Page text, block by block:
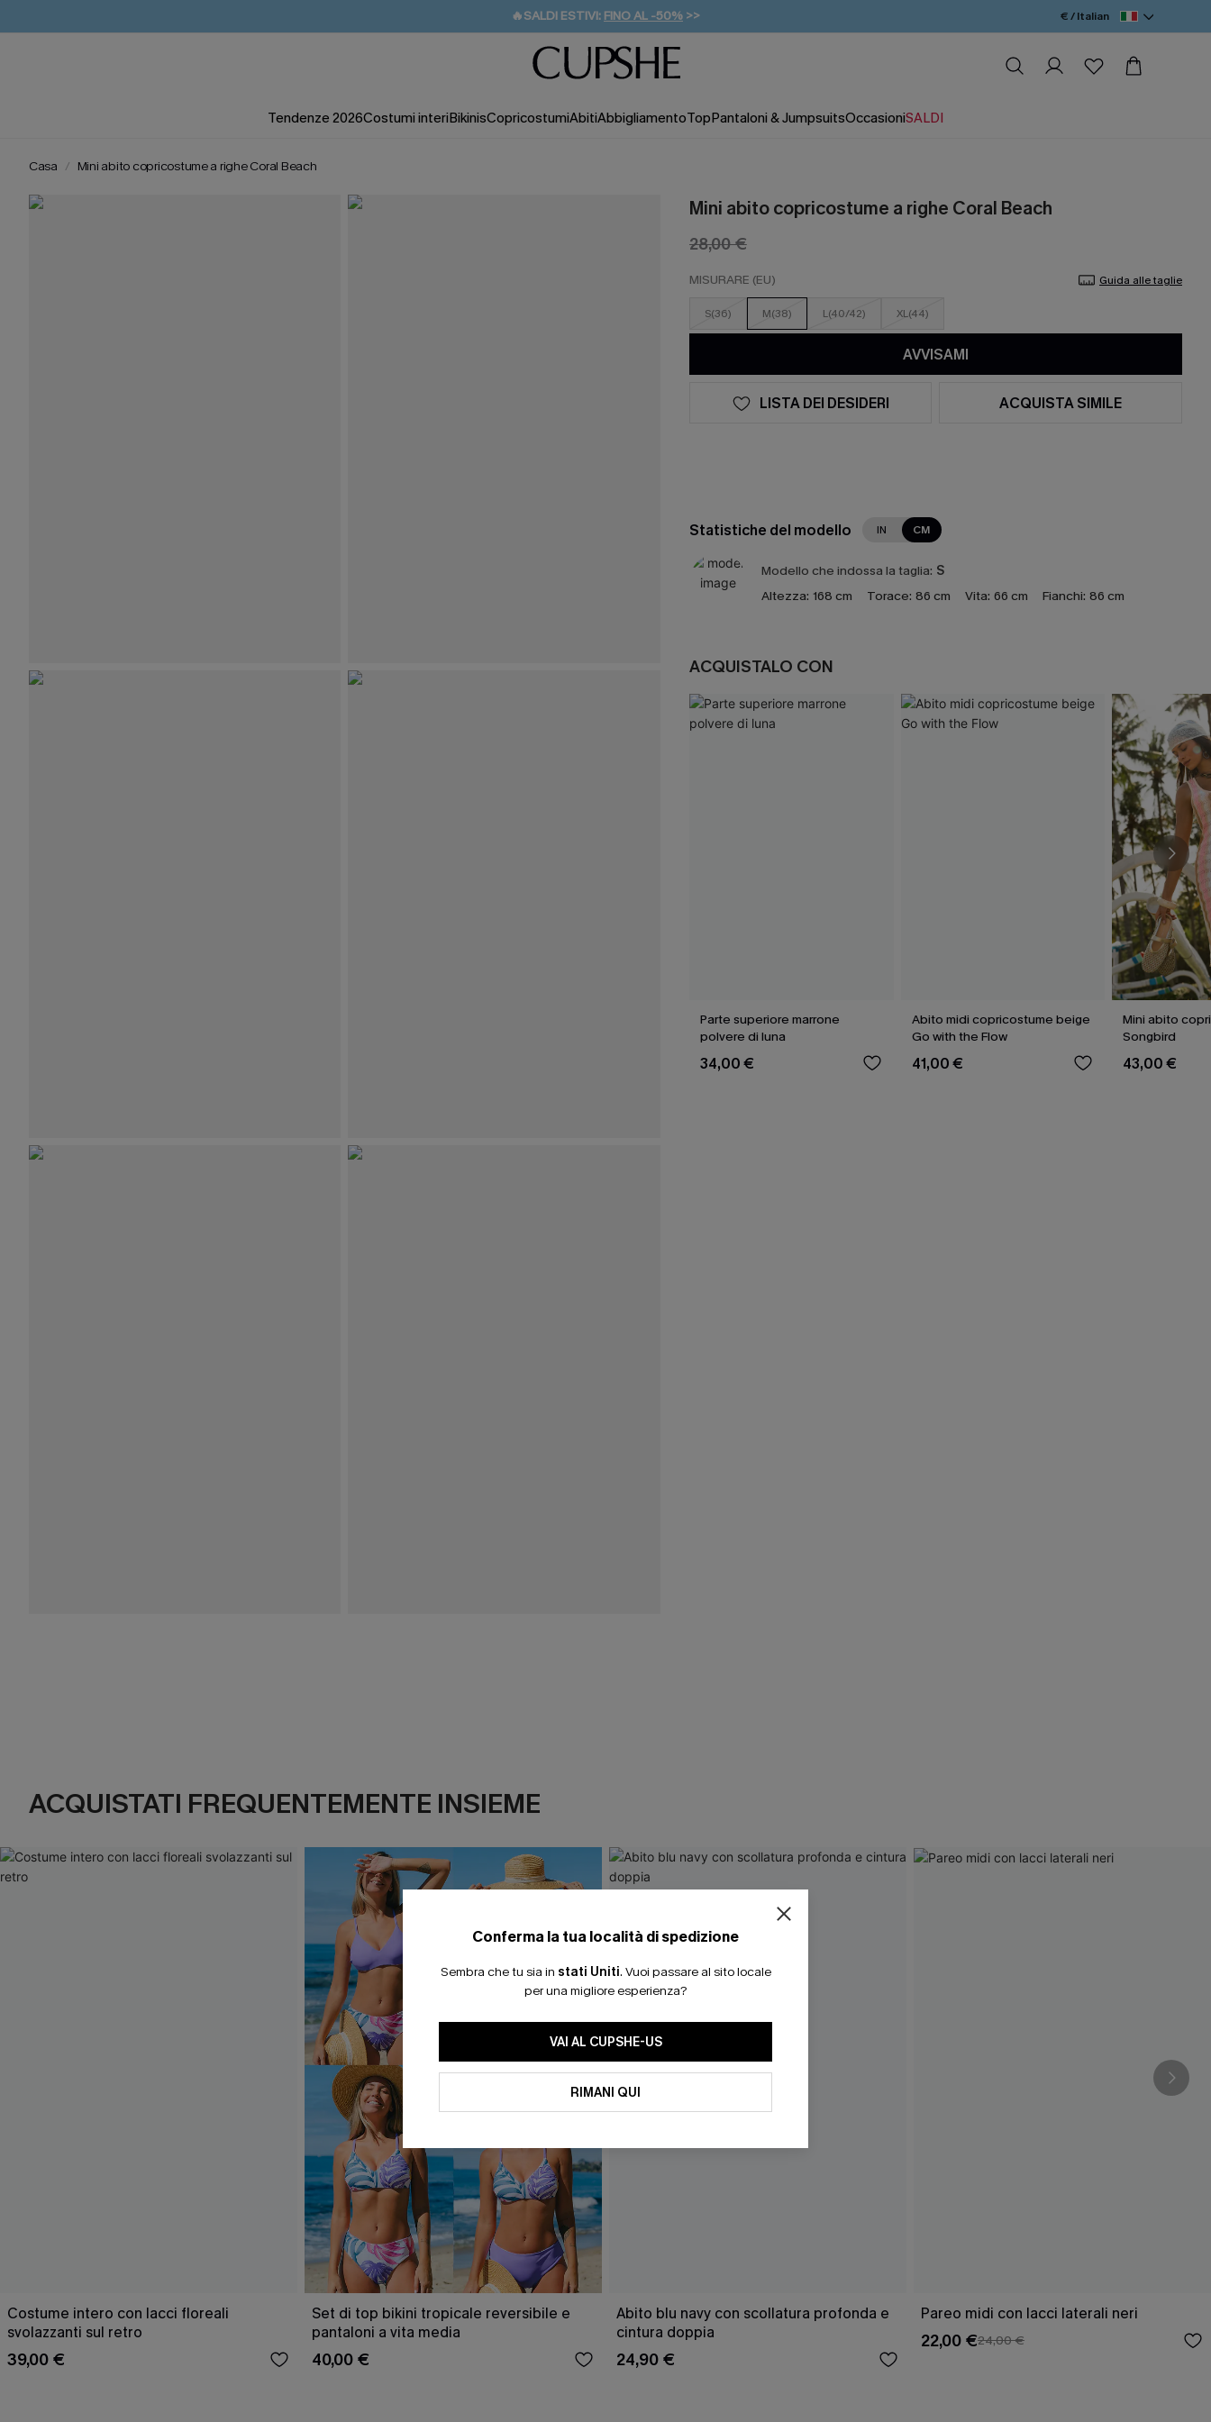
🔥SALDI ESTIVI: FINO AL -50% >>
🚚SPEDIZIONE GRATUITA DA 49€
💌REGALO PER I NUOVI: 20% DI SCONTO*
€ / Italian
Tendenze 2026Costumi interiBikinisCopricostumiAbitiAbbigliamentoTopPantaloni & JumpsuitsOccasioniSALDI
Casa Mini abito copricostume a righe Coral Beach
Mini abito copricostume a righe Coral Beach
28,00 €
MISURARE (EU) Guida alle taglie
S(36) M(38) L(40/42) XL(44)
AVVISAMI
LISTA DEI DESIDERI ACQUISTA SIMILE
Statistiche del modello IN CM
Modello che indossa la taglia: S
Altezza: 168 cm Torace: 86 cm Vita: 66 cm Fianchi: 86 cm
ACQUISTALO CON
Parte superiore marrone
polvere di luna
34,00 €
Abito midi copricostume beige
Go with the Flow
41,00 €
Mini abito
Songbird
43,00 €
ACQUISTATI FREQUENTEMENTE INSIEME
Costume intero con lacci floreali
svolazzanti sul retro
39,00 €
Set di top bikini tropicale reversibile e
pantaloni a vita media
40,00 €
Abito blu navy con scollatura profonda e
cintura doppia
24,90 €
Pareo midi con lacci laterali neri
22,00 €24,00 €
Conferma la tua località di spedizione
Sembra che tu sia in stati Uniti. Vuoi passare al sito locale
per una migliore esperienza?
VAI AL CUPSHE-US
RIMANI QUI